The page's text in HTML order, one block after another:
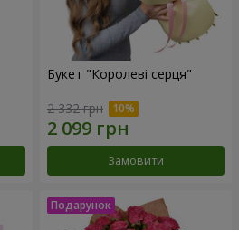
Букет "Королеві серця"
2 332 грн
Замовити